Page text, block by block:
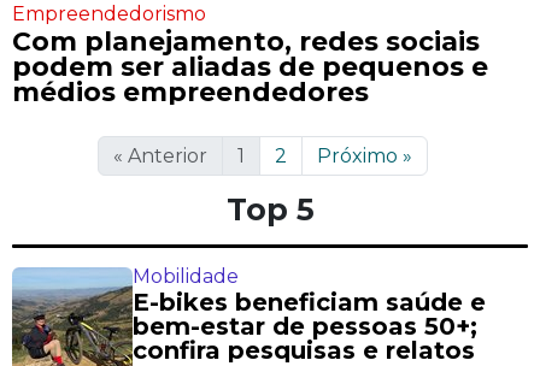
Empreendedorismo
Com planejamento, redes sociais
podem ser aliadas de pequenos e
médios empreendedores
« Anterior 1 2 Próximo »
Top 5
Mobilidade
E-bikes beneficiam saúde e
bem-estar de pessoas 50+;
confira pesquisas e relatos